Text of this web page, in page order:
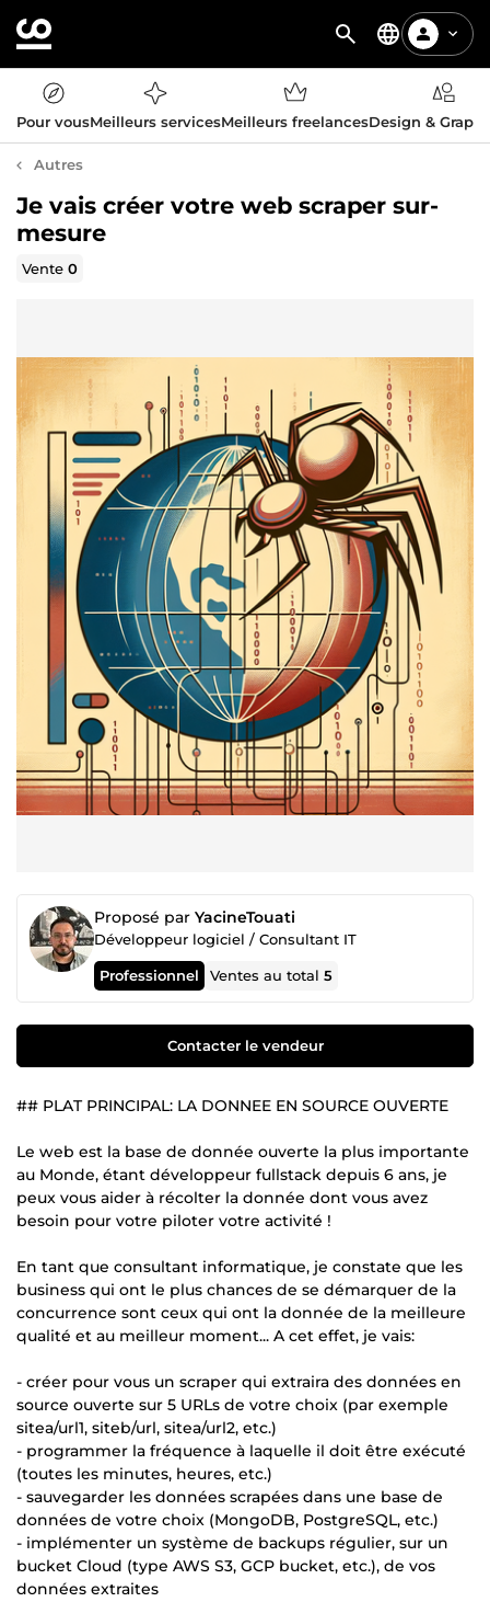
Pour vousMeilleurs servicesMeilleurs freelancesDesign &
Autres
Je vais créer votre web scraper sur-
mesure
Vente0
Proposé par YacineTouati
Développeur logiciel / Consultant IT
Professionnel Ventes au total5
Contacter le vendeur
## PLAT PRINCIPAL: LA DONNEE EN SOURCE OUVERTE
Le web est la base de donnée ouverte la plus importante
au Monde, étant développeur fullstack depuis 6 ans, je
peux vous aider à récolter la donnée dont vous avez
besoin pour votre piloter votre activité !
En tant que consultant informatique, je constate que les
business qui ont le plus chances de se démarquer de la
concurrence sont ceux qui ont la donnée de la meilleure
qualité et au meilleur moment... A cet effet, je vais:
- créer pour vous un scraper qui extraira des données en
source ouverte sur 5 URLs de votre choix (par exemple
sitea/url1, siteb/url, sitea/url2, etc.)
- programmer la fréquence à laquelle il doit être exécuté
(toutes les minutes, heures, etc.)
- sauvegarder les données scrapées dans une base de
données de votre choix (MongoDB, PostgreSQL, etc.)
- implémenter un système de backups régulier, sur un
bucket Cloud (type AWS S3, GCP bucket, etc.), de vos
données extraites